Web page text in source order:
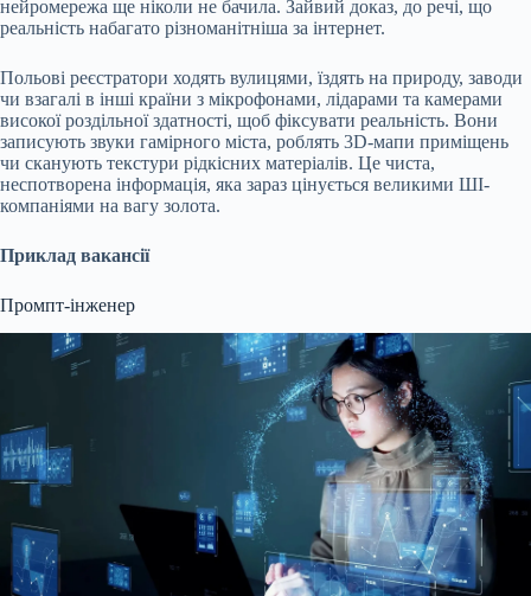
нейромережа ще ніколи не бачила. Зайвий доказ, до речі, що
реальність набагато різноманітніша за інтернет.
Польові реєстратори ходять вулицями, їздять на природу, заводи
чи взагалі в інші країни з мікрофонами, лідарами та камерами
високої роздільної здатності, щоб фіксувати реальність. Вони
записують звуки гамірного міста, роблять 3D-мапи приміщень
чи сканують текстури рідкісних матеріалів. Це чиста,
неспотворена інформація, яка зараз цінується великими ШІ-
компаніями на вагу золота.
Приклад вакансії
Промпт-інженер